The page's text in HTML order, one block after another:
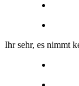
Ihr sehr, es nimmt